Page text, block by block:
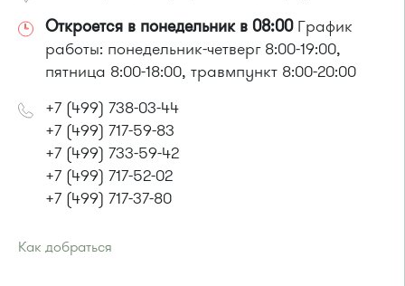
Откроется в понедельник в 08:00График
работы: понедельник-четверг 8:00-19:00,
пятница 8:00-18:00, травмпункт 8:00-20:00
+7 (499) 738-03-44
+7 (499) 717-59-83
+7 (499) 733-59-42
+7 (499) 717-52-02
+7 (499) 717-37-80
Как добраться